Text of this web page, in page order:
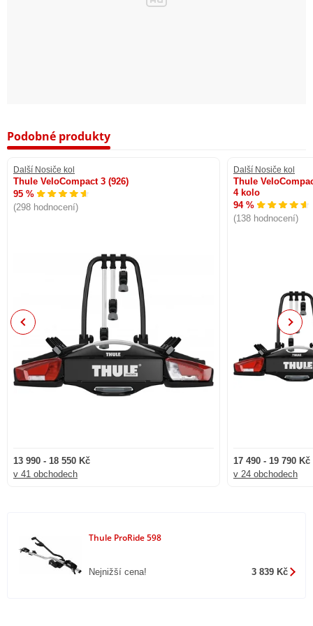
Podobné produkty
Další Nosiče kol
Thule VeloCompact 3 (926)
95 %
(298 hodnocení)
13 990 - 18 550 Kč
v 41 obchodech
Další Nosiče kol
Thule
4 kolo
94 %
(138 hodnocení)
17 490 - 19 790 Kč
v 24 obchodech
Previous Next
Thule ProRide 598
Nejnižší cena! 3 839 Kč